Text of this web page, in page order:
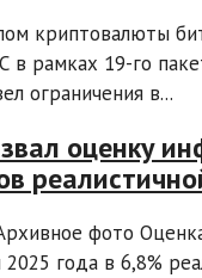
криптовалюты
в рамках 19-го
ограничения в...
оценку
фото
года в 6,8%